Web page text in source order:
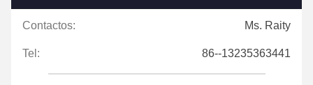
Contactos: Ms. Raity
Tel: 86--13235363441